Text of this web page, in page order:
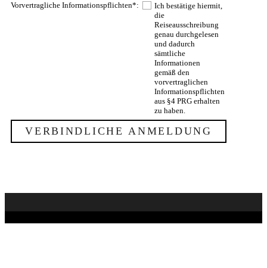
Vorvertragliche Informationspflichten*:
Ich bestätige hiermit,
die
Reiseausschreibung
genau durchgelesen
und dadurch
sämtliche
Informationen
gemäß den
vorvertraglichen
Informationspflichten
aus §4 PRG erhalten
zu haben.